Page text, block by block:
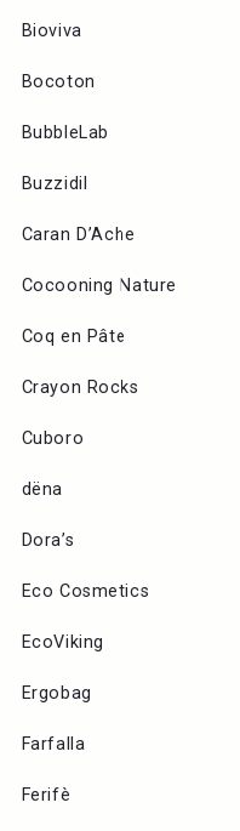
Bioviva
Bocoton
BubbleLab
Buzzidil
Caran D’Ache
Cocooning Nature
Coq en Pâte
Crayon Rocks
Cuboro
dëna
Dora’s
Eco Cosmetics
EcoViking
Ergobag
Farfalla
Ferifè